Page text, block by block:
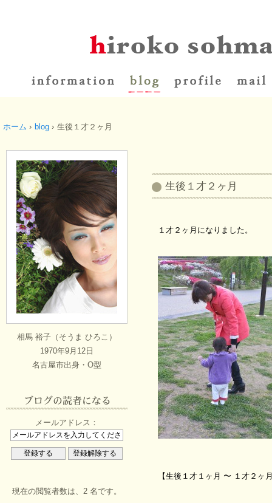
ホーム › blog › 生後１才２ヶ月
生後１才２ヶ月
１才２ヶ月になりました。
【生後１才１ヶ月 〜 １才２ヶ
相馬 裕子（そうま ひろこ）
1970年9月12日
名古屋市出身・O型
メールアドレス：
現在の閲覧者数は、2 名です。